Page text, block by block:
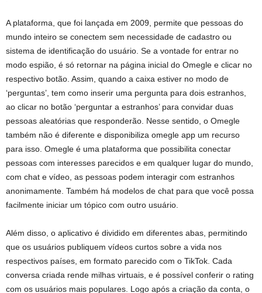
A plataforma, que foi lançada em 2009, permite que pessoas do
mundo inteiro se conectem sem necessidade de cadastro ou
sistema de identificação do usuário. Se a vontade for entrar no
modo espião, é só retornar na página inicial do Omegle e clicar no
respectivo botão. Assim, quando a caixa estiver no modo de
‘perguntas’, tem como inserir uma pergunta para dois estranhos,
ao clicar no botão ‘perguntar a estranhos’ para convidar duas
pessoas aleatórias que responderão. Nesse sentido, o Omegle
também não é diferente e disponibiliza omegle app um recurso
para isso. Omegle é uma plataforma que possibilita conectar
pessoas com interesses parecidos e em qualquer lugar do mundo,
com chat e vídeo, as pessoas podem interagir com estranhos
anonimamente. Também há modelos de chat para que você possa
facilmente iniciar um tópico com outro usuário.
Além disso, o aplicativo é dividido em diferentes abas, permitindo
que os usuários publiquem vídeos curtos sobre a vida nos
respectivos países, em formato parecido com o TikTok. Cada
conversa criada rende milhas virtuais, e é possível conferir o rating
com os usuários mais populares. Logo após a criação da conta, o